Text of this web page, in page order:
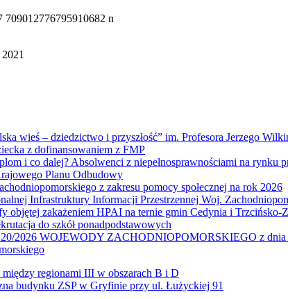
wieś – dziedzictwo i przyszłość” im. Profesora Jerzego
z dofinansowaniem z FMP
i co dalej? Absolwenci z niepełnosprawnościami na rynku
Planu Odbudowy
z zakresu pomocy społecznej na rok 2026
Infrastruktury Informacji Przestrzennej Woj.
objętej zakażeniem HPAI na ternie gmin Cedynia i Trzcińsko-
do szkół ponadpodstawowych
2026 WOJEWODY ZACHODNIOPOMORSKIEGO z dnia